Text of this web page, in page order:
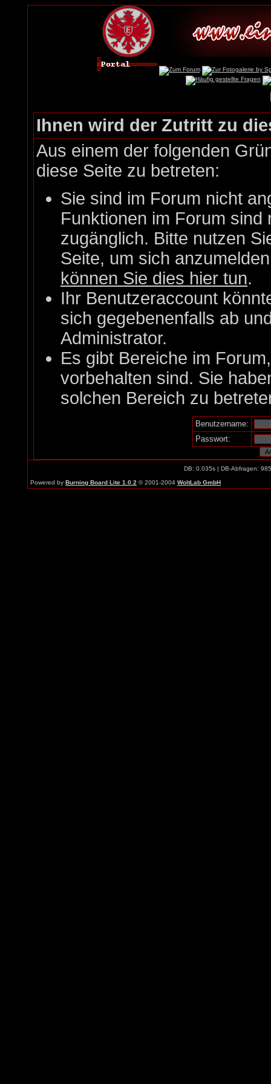
Ihnen wird der Zutritt zu
Aus einem der folgenden
diese Seite zu betreten:
Sie sind im Forum nicht
Funktionen im Forum
zugänglich. Bitte nutzen
Seite, um sich
können Sie dies hier tun.
Ihr Benutzeraccount
sich gegebenenfalls ab
Administrator.
Es gibt Bereiche im
vorbehalten sind. Sie
solchen Bereich zu
Benutzername:
Passwort:
DB: 0.035s | DB-Abfragen:
Powered by Burning Board Lite 1.0.2 © 2001-2004 WoltLab GmbH